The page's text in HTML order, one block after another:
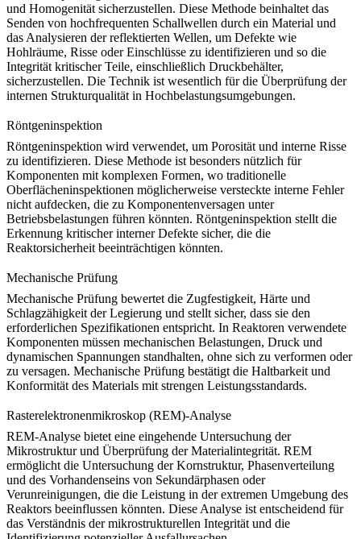
und Homogenität sicherzustellen. Diese Methode beinhaltet das
Senden von hochfrequenten Schallwellen durch ein Material und
das Analysieren der reflektierten Wellen, um Defekte wie
Hohlräume, Risse oder Einschlüsse zu identifizieren und so die
Integrität kritischer Teile, einschließlich Druckbehälter,
sicherzustellen. Die Technik ist wesentlich für die Überprüfung der
internen Strukturqualität in Hochbelastungsumgebungen.
Röntgeninspektion
Röntgeninspektion wird verwendet, um Porosität und interne Risse
zu identifizieren. Diese Methode ist besonders nützlich für
Komponenten mit komplexen Formen, wo traditionelle
Oberflächeninspektionen möglicherweise versteckte interne Fehler
nicht aufdecken, die zu Komponentenversagen unter
Betriebsbelastungen führen könnten. Röntgeninspektion stellt die
Erkennung kritischer interner Defekte sicher, die die
Reaktorsicherheit beeinträchtigen könnten.
Mechanische Prüfung
Mechanische Prüfung bewertet die Zugfestigkeit, Härte und
Schlagzähigkeit der Legierung und stellt sicher, dass sie den
erforderlichen Spezifikationen entspricht. In Reaktoren verwendete
Komponenten müssen mechanischen Belastungen, Druck und
dynamischen Spannungen standhalten, ohne sich zu verformen oder
zu versagen. Mechanische Prüfung bestätigt die Haltbarkeit und
Konformität des Materials mit strengen Leistungsstandards.
Rasterelektronenmikroskop (REM)-Analyse
REM-Analyse bietet eine eingehende Untersuchung der
Mikrostruktur und Überprüfung der Materialintegrität. REM
ermöglicht die Untersuchung der Kornstruktur, Phasenverteilung
und des Vorhandenseins von Sekundärphasen oder
Verunreinigungen, die die Leistung in der extremen Umgebung des
Reaktors beeinflussen könnten. Diese Analyse ist entscheidend für
das Verständnis dermikrostrukturellen Integrität und die